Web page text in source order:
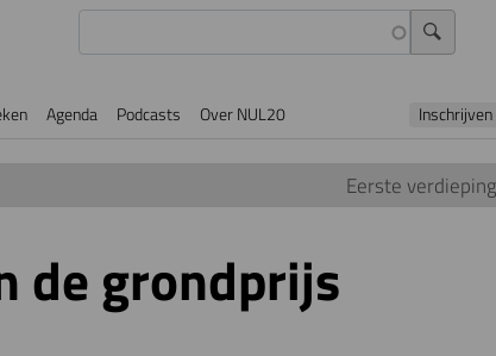
Agenda Podcasts Over NUL20
Eerste verdieping
de grondprijs